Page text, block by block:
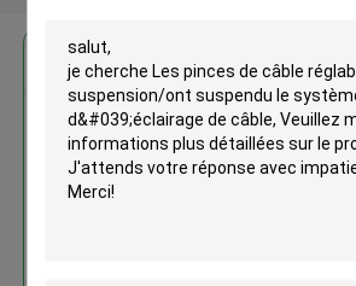
Les pinces de
fil de